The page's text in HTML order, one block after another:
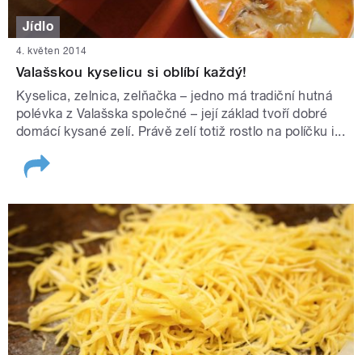
Jídlo
4. květen 2014
Valašskou kyselicu si oblíbí každý!
Kyselica, zelnica, zelňačka – jedno má tradiční hutná
polévka z Valašska společné – její základ tvoří dobré
domácí kysané zelí. Právě zelí totiž rostlo na políčku i...